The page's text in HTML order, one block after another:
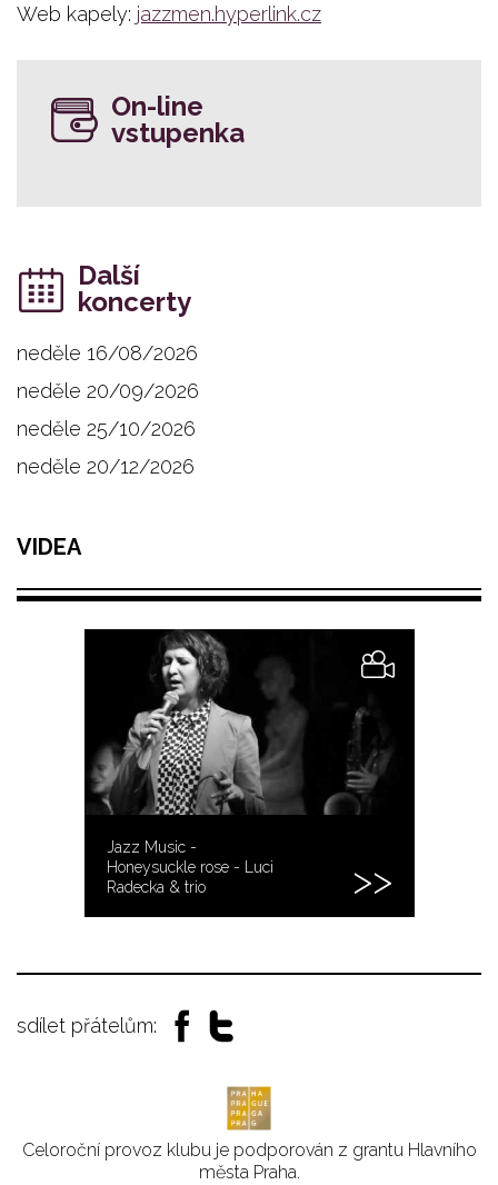
Web kapely: jazzmen.hyperlink.cz
On-line
vstupenka
Další
koncerty
neděle 16/08/2026
neděle 20/09/2026
neděle 25/10/2026
neděle 20/12/2026
VIDEA
Jazz Music -
Honeysuckle rose - Luci
Radecka & trio
sdílet přátelům:
Celoroční provoz klubu je podporován z grantu Hlavního
města Praha.